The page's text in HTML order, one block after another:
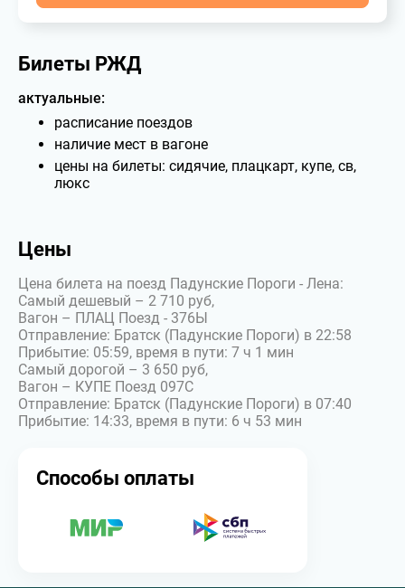
Билеты РЖД
актуальные:
расписание поездов
наличие мест в вагоне
цены на билеты: сидячие, плацкарт, купе, св,
люкс
Цены
Цена билета на поезд Падунские Пороги - Лена:
Самый дешевый – 2 710 руб,
Вагон – ПЛАЦ Поезд - 376Ы
Отправление: Братск (Падунские Пороги) в 22:58
Прибытие: 05:59, время в пути: 7 ч 1 мин
Самый дорогой – 3 650 руб,
Вагон – КУПЕ Поезд 097С
Отправление: Братск (Падунские Пороги) в 07:40
Прибытие: 14:33, время в пути: 6 ч 53 мин
Способы оплаты